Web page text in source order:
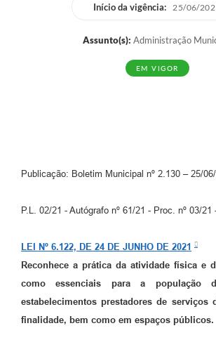
Contratação de estagiário - estudante de Direito
Vagas de emprego no PAT Valinhos
Carta de Serviços
Turismo
Galeria de Vídeos
Conselhos Municipais
Projetos
Início da vigência: 25/06/
Assunto(s): Administração
EM VIGOR
Publicação: Boletim Municipal nº 2.130 – 25/
P.L. 02/21 - Autógrafo nº 61/21 - Proc. nº 03/21
LEI Nº 6.122, DE 24 DE JUNHO DE 2021
Reconhece a prática da atividade física e
como essenciais para a população
estabelecimentos prestadores de serviços
finalidade, bem como em espaços públicos.